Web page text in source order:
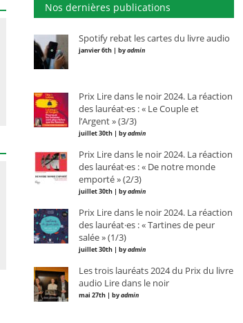
Nos dernières publications
Spotify rebat les cartes du livre audio
janvier 6th | byadmin
Prix Lire dans le noir 2024. La réaction
des lauréat·es : « Le Couple et
l’Argent » (3/3)
juillet 30th | byadmin
Prix Lire dans le noir 2024. La réaction
des lauréat·es : « De notre monde
emporté » (2/3)
juillet 30th | byadmin
Prix Lire dans le noir 2024. La réaction
des lauréat·es : « Tartines de peur
salée » (1/3)
juillet 30th | byadmin
Les trois lauréats 2024 du Prix du livre
audio Lire dans le noir
mai 27th | byadmin